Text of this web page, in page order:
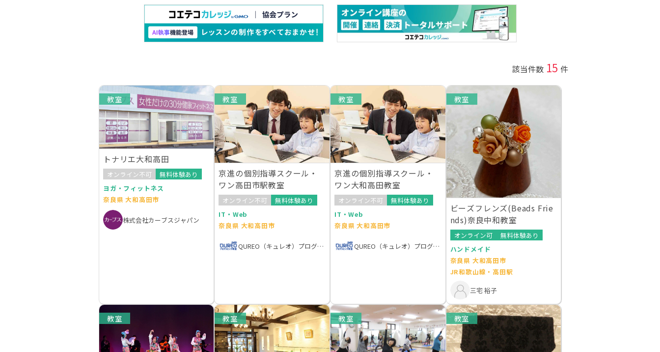
該当件数 15 件
教室
トナリエ大和高田
オンライン不可
無料体験あり
ヨガ・フィットネス
奈良県 大和高田市
株式会社カーブスジャパン
教室
京進の個別指導スクール・
ワン高田市駅教室
オンライン不可
無料体験あり
IT・Web
奈良県 大和高田市
QUREO（キュレオ）プログラミング教室
教室
京進の個別指導スクール・
ワン大和高田教室
オンライン不可
無料体験あり
IT・Web
奈良県 大和高田市
QUREO（キュレオ）プログラミング教室
教室
ビーズフレンズ(Beads Frie
nds)奈良中和教室
オンライン可
無料体験あり
ハンドメイド
奈良県 大和高田市
JR和歌山線・高田駅
三宅 裕子
教室 教室 教室 教室